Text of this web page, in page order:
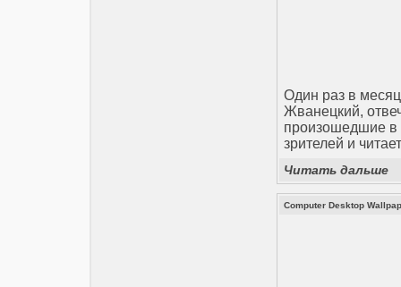
Один раз в
Жванецкий,
произошедшие в
зрителей и
Читать дальше
Computer Desktop